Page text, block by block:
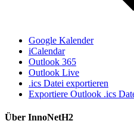
Google Kalender
iCalendar
Outlook 365
Outlook Live
.ics Datei exportieren
Exportiere Outlook .ics
Über InnoNetH2